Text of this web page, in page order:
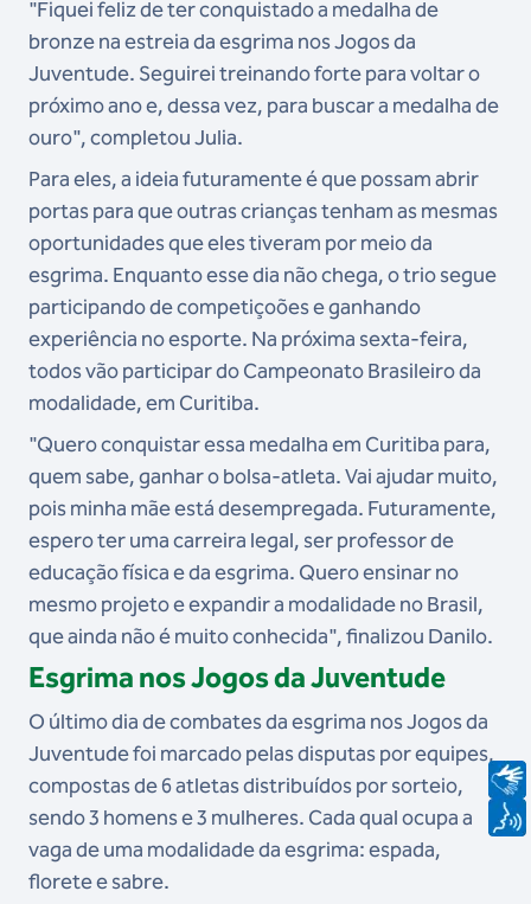
"Fiquei feliz de ter conquistado a medalha de
bronze na estreia da esgrima nos Jogos da
Juventude. Seguirei treinando forte para voltar o
próximo ano e, dessa vez, para buscar a medalha de
ouro", completou Julia.
Para eles, a ideia futuramente é que possam abrir
portas para que outras crianças tenham as mesmas
oportunidades que eles tiveram por meio da
esgrima. Enquanto esse dia não chega, o trio segue
participando de competiçoões e ganhando
experiência no esporte. Na próxima sexta-feira,
todos vão participar do Campeonato Brasileiro da
modalidade, em Curitiba.
"Quero conquistar essa medalha em Curitiba para,
quem sabe, ganhar o bolsa-atleta. Vai ajudar muito,
pois minha mãe está desempregada. Futuramente,
espero ter uma carreira legal, ser professor de
educação física e da esgrima. Quero ensinar no
mesmo projeto e expandir a modalidade no Brasil,
que ainda não é muito conhecida", finalizou Danilo.
Esgrima nos Jogos da Juventude
O último dia de combates da esgrima nos Jogos da
Juventude foi marcado pelas disputas por equipes,
compostas de 6 atletas distribuídos por sorteio,
sendo 3 homens e 3 mulheres. Cada qual ocupa a
vaga de uma modalidade da esgrima: espada,
florete e sabre.